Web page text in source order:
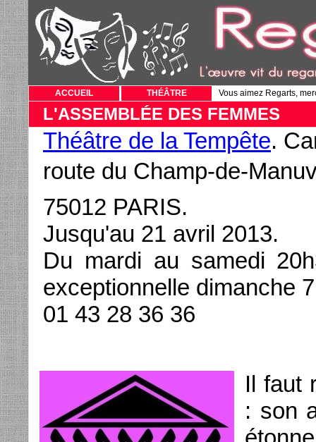
ACCUEIL THÉÂTRE Vous aimez Regarts,
L'ASSEMBLÉE DES FEMMES
Théâtre de la Tempête.
route du Champ-de-
75012 PARIS.
Jusqu'au 21 avril 2013.
Du mardi au samedi
exceptionnelle dimanche
01 43 28 36 36
Il faut
: son